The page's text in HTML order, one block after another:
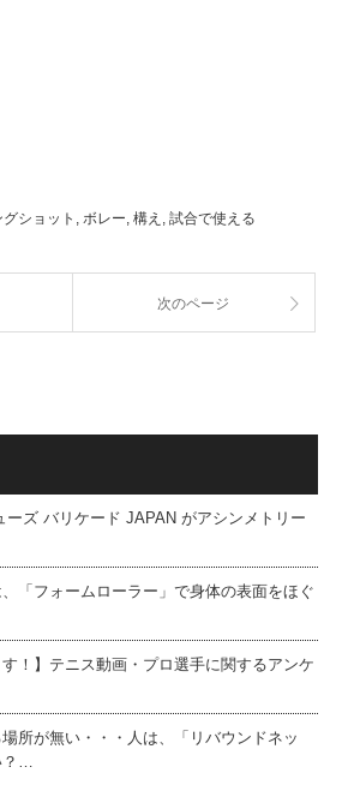
ショット , ボレー, 構え , 試合で使える
次のページ
ーズ バリケード JAPAN がアシンメトリー
「フォームローラー」で身体の表面をほぐ
す！】テニス動画・プロ選手に関するアンケ
所が無い・・・人は、「リバウンドネッ
？…